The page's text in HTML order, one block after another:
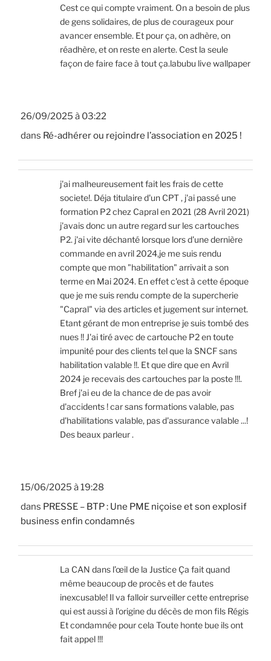
26/09/2025 à 03:22
dans Ré-adhérer ou rejoindre l’association en 2025 !
Cest ce qui compte vraiment. On a besoin de plus
de gens solidaires, de plus de courageux pour
avancer ensemble. Et pour ça, on adhère, on
réadhère, et on reste en alerte. Cest la seule
façon de faire face à tout ça.labubu live wallpaper
15/06/2025 à 19:28
dans PRESSE – BTP : Une PME niçoise et son explosif
business enfin condamnés
j'ai malheureusement fait les frais de cette
societe!. Déja titulaire d'un CPT , j'ai passé une
formation P2 chez Capral en 2021 (28 Avril 2021)
j'avais donc un autre regard sur les cartouches
P2. j'ai vite déchanté lorsque lors d'une dernière
commande en avril 2024,je me suis rendu
compte que mon "habilitation" arrivait a son
terme en Mai 2024. En effet c'est à cette époque
que je me suis rendu compte de la supercherie
"Capral" via des articles et jugement sur internet.
Etant gérant de mon entreprise je suis tombé des
nues !! J'ai tiré avec de cartouche P2 en toute
impunité pour des clients tel que la SNCF sans
habilitation valable !!. Et que dire que en Avril
2024 je recevais des cartouches par la poste !!!.
Bref j'ai eu de la chance de de pas avoir
d'accidents ! car sans formations valable, pas
d'habilitations valable, pas d'assurance valable ...!
Des beaux parleur .
La CAN dans l’œil de la Justice Ça fait quand
même beaucoup de procès et de fautes
inexcusable! Il va falloir surveiller cette entreprise
qui est aussi à l’origine du décès de mon fils Régis
Et condamnée pour cela Toute honte bue ils ont
fait appel !!!